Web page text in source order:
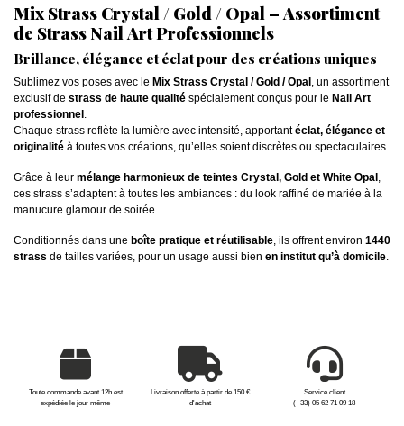
Mix Strass Crystal / Gold / Opal – Assortiment
de Strass Nail Art Professionnels
Brillance, élégance et éclat pour des créations uniques
Sublimez vos poses avec le Mix Strass Crystal / Gold / Opal, un assortiment
exclusif de strass de haute qualité spécialement conçus pour le Nail Art
professionnel.
Chaque strass reflète la lumière avec intensité, apportantéclat, élégance et
originalité à toutes vos créations, qu’elles soient discrètes ou spectaculaires.
Grâce à leur mélange harmonieux de teintes Crystal, Gold et White Opal,
ces strass s’adaptent à toutes les ambiances : du look raffiné de mariée à la
manucure glamour de soirée.
Conditionnés dans une boîte pratique et réutilisable, ils offrent environ 1440
strass de tailles variées, pour un usage aussi bien en institut qu’à domicile.
Toute commande avant 12h est
expédiée le jour même
Livraison offerte à partir de 150 €
d'achat
Service client
(+33) 05 62 71 09 18